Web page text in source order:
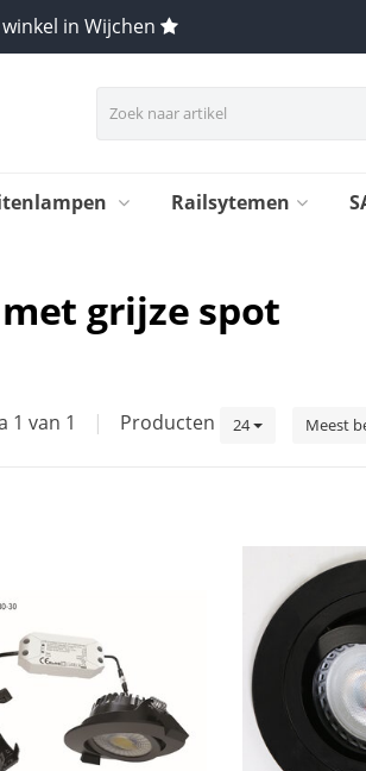
in Wijchen
Railsytemen
grijze spot
1 van 1 | Producten 24 Meest